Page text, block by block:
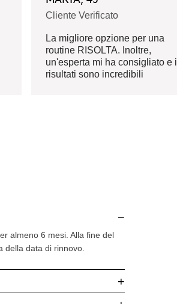
Cliente Verificato
La migliore opzione per una
routine RISOLTA. Inoltre,
un'esperta mi ha consigliato e i
risultati sono incredibili
−
almeno 6 mesi. Alla fine del
della data di rinnovo.
+